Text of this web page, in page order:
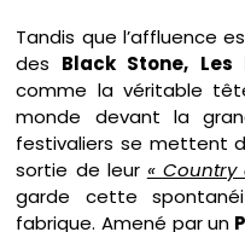
Tandis que l’affluence
des Black Stone, Les
comme la véritable
monde devant la
festivaliers se mettent
sortie de leur « Country
garde cette
fabrique. Amené par un